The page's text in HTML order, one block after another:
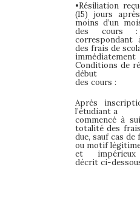
•Résiliation
(15)
jours après
moins d’un
des
cours :
correspondant
des frais de
Conditions de
début
des cours :
Après
l’étudiant a
commencé à
totalité des
due, sauf cas de
ou motif
et impérieux
décrit ci-